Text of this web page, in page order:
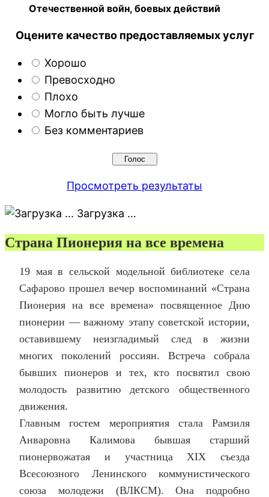
Отечественной войн, боевых действий
Оцените качество предоставляемых услуг
Хорошо
Превосходно
Плохо
Могло быть лучше
Без комментариев
Просмотреть результаты
Загрузка …
Страна Пионерия на все времена
19 мая в сельской модельной библиотеке села
Сафарово прошел вечер воспоминаний «Страна
Пионерия на все времена» посвященное Дню
пионерии — важному этапу советской истории,
оставившему неизгладимый след в жизни
многих поколений россиян. Встреча собрала
бывших пионеров и тех, кто посвятил свою
молодость развитию детского общественного
движения.
Главным гостем мероприятия стала Рамзиля
Анваровна Калимова бывшая старший
пионервожатая и участница XIX съезда
Всесоюзного Ленинского коммунистического
союза молодежи (ВЛКСМ). Она подробно